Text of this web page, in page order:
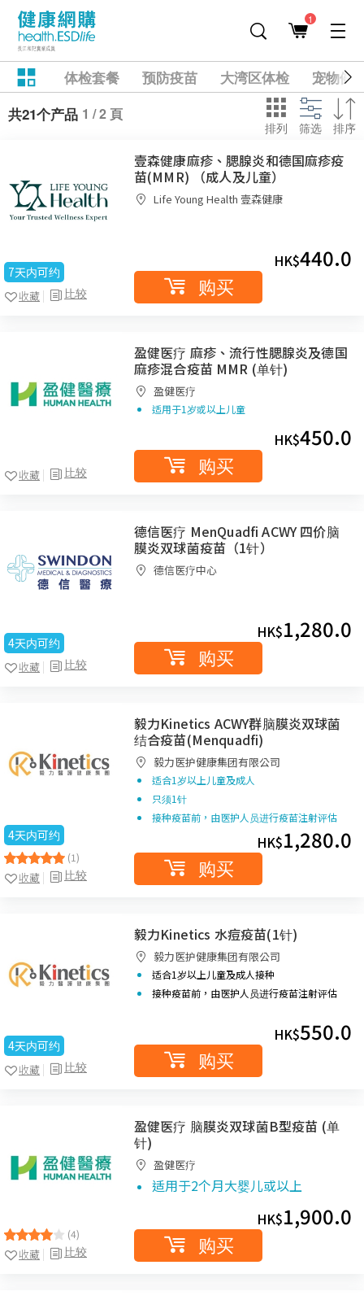
1
体检套餐 预防疫苗 大湾区体检
宠物健
共21个产品 1 / 2 頁
排列 筛选 排序
7天内可约
比较
收藏
壹森健康麻疹、腮腺炎和德国麻疹疫
苗(MMR) （成人及儿童）
Life Young Health 壹森健康
HK$440.0
购买
比较
收藏
盈健医疗 麻疹、流行性腮腺炎及德国
麻疹混合疫苗 MMR (单针)
盈健医疗
适用于1岁或以上儿童
HK$450.0
购买
4天内可约
比较
收藏
德信医疗 MenQuadfi ACWY 四价脑
膜炎双球菌疫苗（1针）
德信医疗中心
HK$1,280.0
购买
4天内可约
(1)
比较
收藏
毅力Kinetics ACWY群脑膜炎双球菌
结合疫苗(Menquadfi)
毅力医护健康集团有限公司
适合1岁以上儿童及成人
只须1针
接种疫苗前，由医护人员进行疫苗注射评估
HK$1,280.0
购买
4天内可约
比较
收藏
毅力Kinetics 水痘疫苗(1针)
毅力医护健康集团有限公司
适合1岁以上儿童及成人接种
接种疫苗前，由医护人员进行疫苗注射评估
HK$550.0
购买
(4)
比较
收藏
盈健医疗 脑膜炎双球菌B型疫苗 (单
针)
盈健医疗
适用于2个月大婴儿或以上
HK$1,900.0
购买